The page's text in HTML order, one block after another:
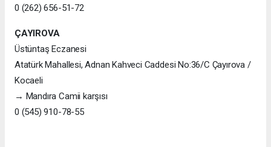
0 (262) 656-51-72
ÇAYIROVA
Üstüntaş Eczanesi
Atatürk Mahallesi, Adnan Kahveci Caddesi No:36/C Çayırova /
Kocaeli
→ Mandıra Camii karşısı
0 (545) 910-78-55